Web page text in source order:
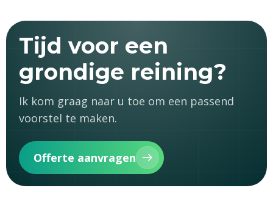
Tijd voor een
grondige reining?
Ik kom graag naar u toe om een passend
voorstel te maken.
Offerte aanvragen